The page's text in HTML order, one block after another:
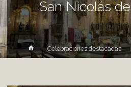
San Nicolás
InicioCelebraciones destacadas